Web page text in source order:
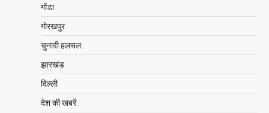
गोंडा
गोरखपुर
चुनावी हलचल
झारखंड
दिल्ली
देश की खबरें